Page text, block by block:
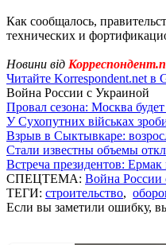
Как сообщалось,
технических и
Новини від
Читайте Korrespondent.net в
Война России с Украиной
Провал сезона: Москва
У Сухопутних військах
Взрыв в Сыктывкаре:
Стали известны объемы
Встреча президентов:
СПЕЦТЕМА: Война России
ТЕГИ: строительство,
Если вы заметили ошибку,